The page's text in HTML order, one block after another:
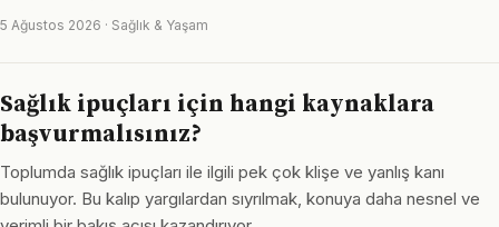
5 Ağustos 2026 · Sağlık & Yaşam
Sağlık ipuçları için hangi kaynaklara
başvurmalısınız?
Toplumda sağlık ipuçları ile ilgili pek çok klişe ve yanlış kanı
bulunuyor. Bu kalıp yargılardan sıyrılmak, konuya daha nesnel ve